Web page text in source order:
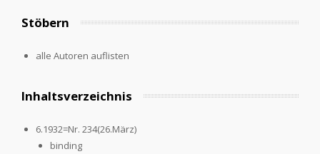
Stöbern
alle Autoren auflisten
Inhaltsverzeichnis
6.1932=Nr. 234(26.März)
binding